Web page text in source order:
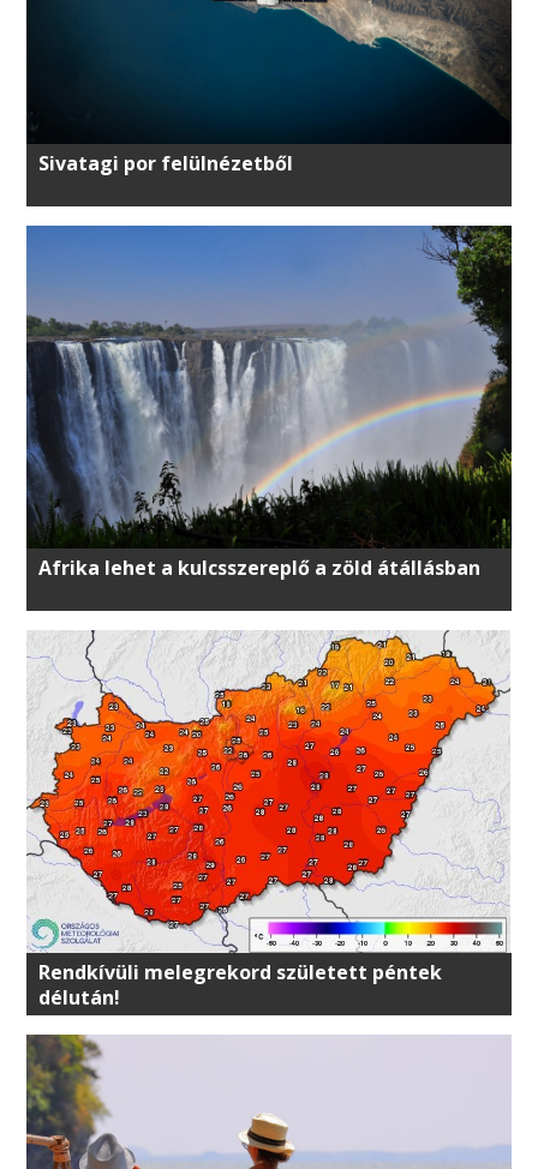
Sivatagi por felülnézetből
Afrika lehet a kulcsszereplő a zöld átállásban
Rendkívüli melegrekord született péntek
délután!